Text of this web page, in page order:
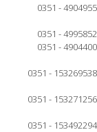
0351 - 4904955
0351 - 4995852
0351 - 4904400
0351 - 153269538
0351 - 153271256
0351 - 153492294